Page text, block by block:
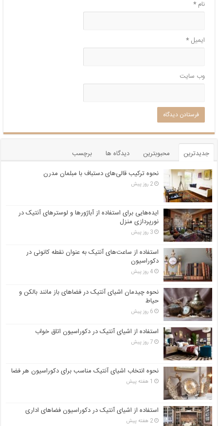
نام*
ایمیل*
وب‌ سایت
جدیدترین محبوبترین دیدگاه ها
برچسب
نحوه ترکیب قالی‌های دستباف با مبلمان مدرن
2 روز پیش
ایده‌هایی برای استفاده از آباژورها و لوسترهای آنتیک در
نورپردازی منزل
3 روز پیش
استفاده از ساعت‌های آنتیک به عنوان نقطه کانونی در
دکوراسیون
4 روز پیش
نحوه چیدمان اشیای آنتیک در فضاهای باز مانند بالکن و
حیاط
6 روز پیش
استفاده از اشیای آنتیک در دکوراسیون اتاق خواب
7 روز پیش
نحوه انتخاب اشیای آنتیک مناسب برای دکوراسیون هر فضا
1 هفته پیش
استفاده از اشیای آنتیک در دکوراسیون فضاهای اداری
2 هفته پیش